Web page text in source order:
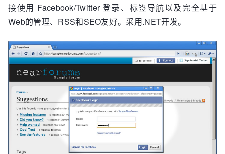
接使用 Facebook/Twitter 登录、标签导航以及完全基于
Web的管理、RSS和SEO友好。采用.NET开发。